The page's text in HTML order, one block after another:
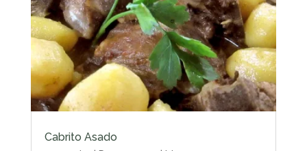
Cabrito Asado